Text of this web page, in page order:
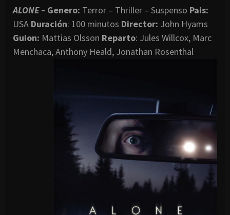
ALONE – Genero: Terror – Thriller – Suspenso Pais:
USA Duración: 100 minutos Director: John Hyams
Guion: Mattias Olsson Reparto: Jules Willcox, Marc
Menchaca, Anthony Heald, Jonathan Rosenthal